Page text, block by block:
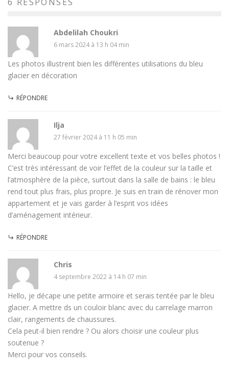
Abdelilah Choukri
6 mars 2024 à 13 h 04 min
Les photos illustrent bien les différentes utilisations du bleu
glacier en décoration
RÉPONDRE
Ilja
27 février 2024 à 11 h 05 min
Merci beaucoup pour votre excellent texte et vos belles photos !
C’est très intéressant de voir l’effet de la couleur sur la taille et
l’atmosphère de la pièce, surtout dans la salle de bains : le bleu
rend tout plus frais, plus propre. Je suis en train de rénover mon
appartement et je vais garder à l’esprit vos idées
d’aménagement intérieur.
RÉPONDRE
Chris
4 septembre 2022 à 14 h 07 min
Hello, je décape une petite armoire et serais tentée par le bleu
glacier. A mettre ds un couloir blanc avec du carrelage marron
clair, rangements de chaussures.
Cela peut-il bien rendre ? Ou alors choisir une couleur plus
soutenue ?
Merci pour vos conseils.